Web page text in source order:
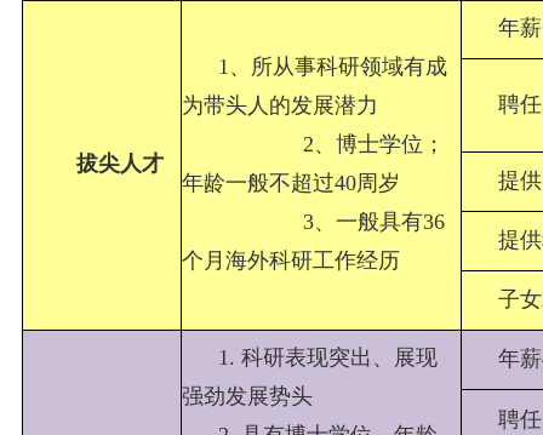
拔尖人才
1、所从事科研领域有成
为带头人的发展潜力
2、博士学位；
年龄一般不超过40周岁
3、一般具有36
个月海外科研工作经历
年薪
聘
提
提
子
1. 科研表现突出、展现
强劲发展势头
年薪
聘